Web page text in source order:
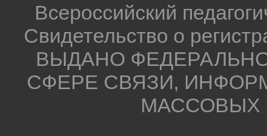
Всероссийский
Свидетельство о
ВЫДАНО
СФЕРЕ СВЯЗИ,
МАССОВЫХ